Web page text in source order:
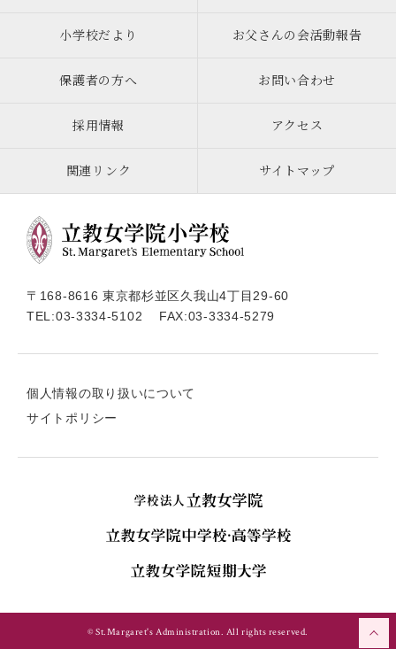
小学校だより お父さんの会活動報告
保護者の方へ お問い合わせ
採用情報 アクセス
関連リンク サイトマップ
〒168-8616 東京都杉並区久我山4丁目29-60
TEL:03-3334-5102 FAX:03-3334-5279
個人情報の取り扱いについて
サイトポリシー
© St.Margaret's Administration. All rights reserved.